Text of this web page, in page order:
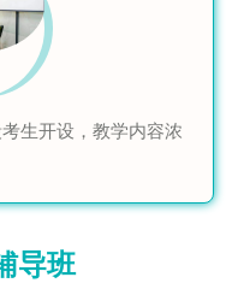
生开设，教学内容浓
导班